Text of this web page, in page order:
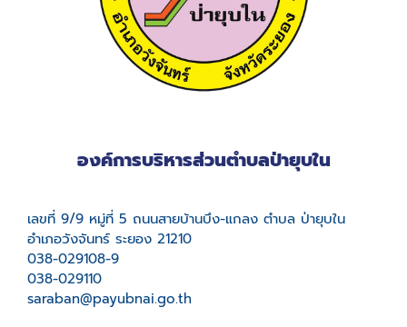
องค์การบริหารส่วนตำบลป่ายุบใน
เลขที่ 9/9 หมู่ที่ 5 ถนนสายบ้านบึง-แกลง ตำบล ป่ายุบใน
อำเภอวังจันทร์ ระยอง 21210
038-029108-9
038-029110
saraban@payubnai.go.th